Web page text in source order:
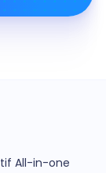
All-in-one